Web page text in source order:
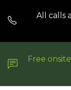
All calls
Free